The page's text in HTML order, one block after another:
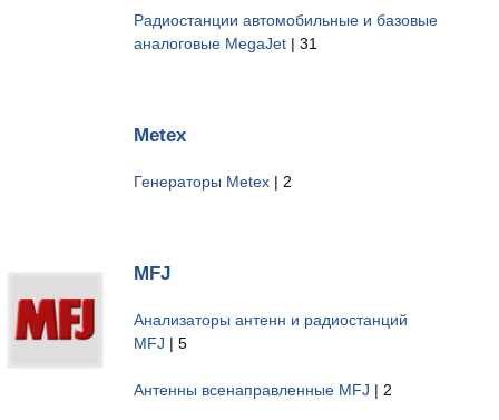
Радиостанции автомобильные и базовые
аналоговые MegaJet | 31
Metex
Генераторы Metex | 2
MFJ
Анализаторы антенн и радиостанций
MFJ | 5
Антенны всенаправленные MFJ | 2